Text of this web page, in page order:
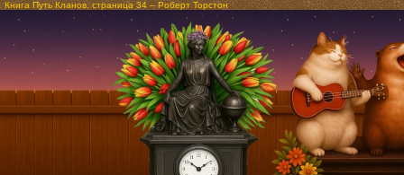
Книга Путь Кланов, страница 34 – Роберт Торстон